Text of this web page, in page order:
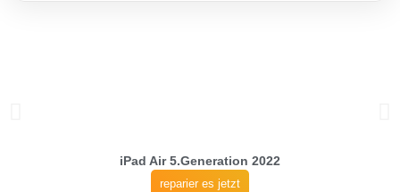
iPad Air 5.Generation 2022
reparier es jetzt